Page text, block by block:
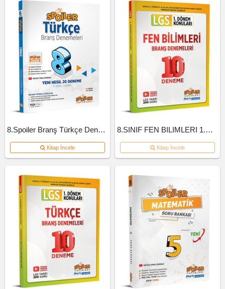
8.Spoiler Branş Türkçe Deneme
Kitap İncele
8.SINIF FEN BILIMLERI 1.DONEM 10'LU BRANS DENEME
Kitap İncele